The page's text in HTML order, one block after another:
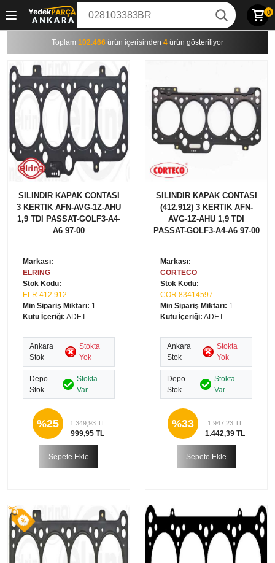
0
Toplam 102.466 ürün içerisinden 4 ürün gösteriliyor
SILINDIR KAPAK CONTASI
3 KERTIK AFN-AVG-1Z-AHU
1,9 TDI PASSAT-GOLF3-A4-
A6 97-00
Markası:
ELRING
Stok Kodu:
ELR 412.912
Min Sipariş Miktarı: 1
Kutu İçeriği: ADET
Ankara
Stok
Stokta
Yok
Depo
Stok
Stokta
Var
%25 1.349,93 TL
999,95 TL
Sepete Ekle
SILINDIR KAPAK CONTASI
(412.912) 3 KERTIK AFN-
AVG-1Z-AHU 1,9 TDI
PASSAT-GOLF3-A4-A6 97-00
Markası:
CORTECO
Stok Kodu:
COR 83414597
Min Sipariş Miktarı: 1
Kutu İçeriği: ADET
Ankara
Stok
Stokta
Yok
Depo
Stok
Stokta
Var
%33 1.947,23 TL
1.442,39 TL
Sepete Ekle